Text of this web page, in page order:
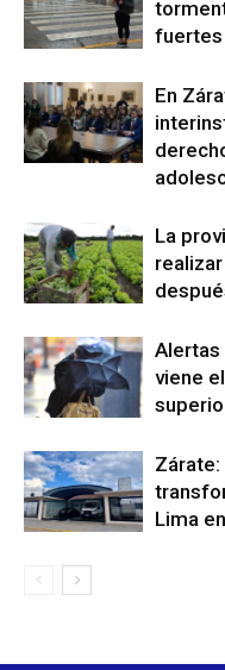
fuertes
En
La
Alertas
viene
Zárate:
Lima